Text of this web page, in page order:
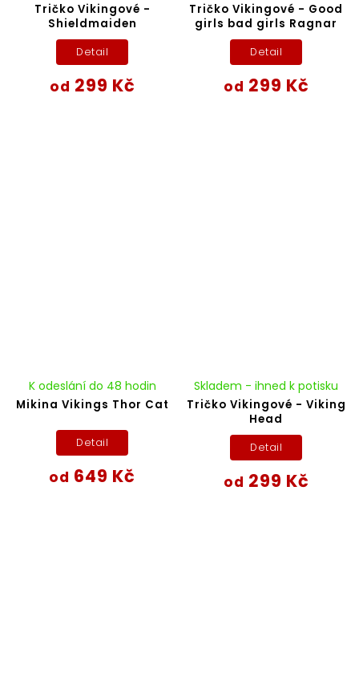
Tričko Vikingové -
Shieldmaiden
od 299 Kč
Detail
Tričko Vikingové - Good
girls bad girls Ragnar
od 299 Kč
Detail
Mikina Vikings Thor Cat
K odeslání do 48 hodin
od 649 Kč
Detail
Tričko Vikingové - Viking
Head
Skladem - ihned k potisku
od 299 Kč
Detail